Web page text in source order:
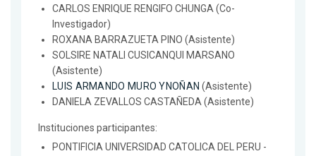
CARLOS ENRIQUE RENGIFO CHUNGA (Co-
Investigador)
ROXANA BARRAZUETA PINO (Asistente)
SOLSIRE NATALI CUSICANQUI MARSANO
(Asistente)
LUIS ARMANDO MURO YNOÑAN (Asistente)
DANIELA ZEVALLOS CASTAÑEDA (Asistente)
Instituciones participantes:
PONTIFICIA UNIVERSIDAD CATOLICA DEL PERU -